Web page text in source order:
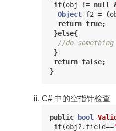
if(obj != null
Object f2 = (
return true;
}else{
//do something
}
return false;
}
C# 中的空指针检查
public bool
if(obj?. field==